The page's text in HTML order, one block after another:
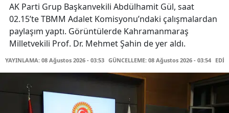
AK Parti Grup Başkanvekili Abdülhamit Gül, saat
02.15’te TBMM Adalet Komisyonu’ndaki çalışmalardan
paylaşım yaptı. Görüntülerde Kahramanmaraş
Milletvekili Prof. Dr. Mehmet Şahin de yer aldı.
YAYINLAMA: 08 Ağustos 2026 - 03:53 GÜNCELLEME: 08 Ağustos 2026 - 03:54